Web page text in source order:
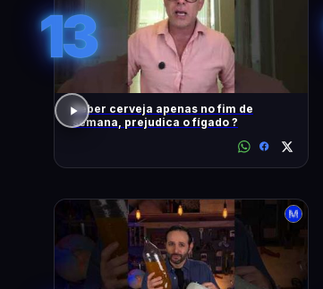
13
Beber cerveja apenas no fim de
semana, prejudica o fígado ?